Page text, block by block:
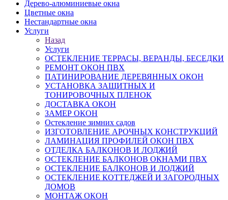
Дерево-алюминиевые окна
Цветные окна
Нестандартные окна
Услуги
Назад
Услуги
ОСТЕКЛЕНИЕ ТЕРРАСЫ, ВЕРАНДЫ, БЕСЕДКИ
РЕМОНТ ОКОН ПВХ
ПАТИНИРОВАНИЕ ДЕРЕВЯННЫХ ОКОН
УСТАНОВКА ЗАЩИТНЫХ И
ТОНИРОВОЧНЫХ ПЛЕНОК
ДОСТАВКА ОКОН
ЗАМЕР ОКОН
Остекление зимних садов
ИЗГОТОВЛЕНИЕ АРОЧНЫХ КОНСТРУКЦИЙ
ЛАМИНАЦИЯ ПРОФИЛЕЙ ОКОН ПВХ
ОТДЕЛКА БАЛКОНОВ И ЛОДЖИЙ
ОСТЕКЛЕНИЕ БАЛКОНОВ ОКНАМИ ПВХ
ОСТЕКЛЕНИЕ БАЛКОНОВ И ЛОДЖИЙ
ОСТЕКЛЕНИЕ КОТТЕДЖЕЙ И ЗАГОРОДНЫХ
ДОМОВ
МОНТАЖ ОКОН